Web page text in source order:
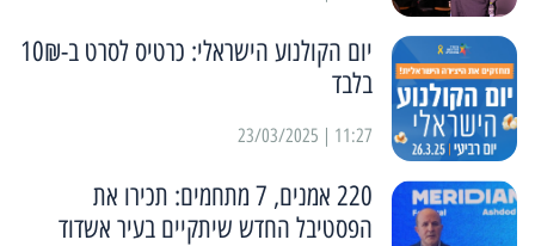
יום הקולנוע הישראלי: כרטיס לסרט ב-10₪
בלבד
11:27 | 23/03/2025
220 אמנים, 7 מתחמים: תכירו את
הפסטיבל החדש שיתקיים בעיר אשדוד